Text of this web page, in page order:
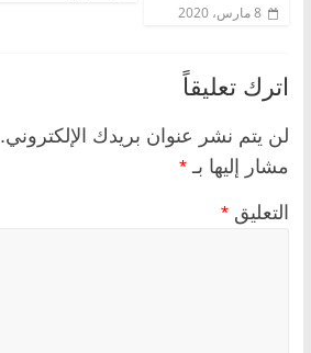
8 مارس، 2020
اترك تعليقاً
لن يتم نشر عنوان بريدك الإلكتروني.
مشار إليها بـ *
التعليق *